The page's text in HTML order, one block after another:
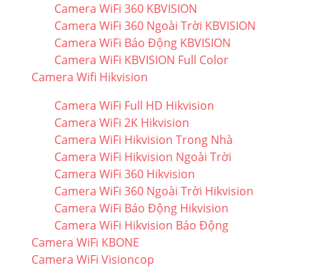
Camera WiFi 360 KBVISION
Camera WiFi 360 Ngoài Trời KBVISION
Camera WiFi Báo Động KBVISION
Camera WiFi KBVISION Full Color
Camera Wifi Hikvision
Camera WiFi Full HD Hikvision
Camera WiFi 2K Hikvision
Camera WiFi Hikvision Trong Nhà
Camera WiFi Hikvision Ngoài Trời
Camera WiFi 360 Hikvision
Camera WiFi 360 Ngoài Trời Hikvision
Camera WiFi Báo Động Hikvision
Camera WiFi Hikvision Báo Động
Camera WiFi KBONE
Camera WiFi Visioncop